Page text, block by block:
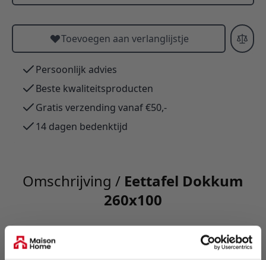
Toevoegen aan verlanglijstje
Persoonlijk advies
Beste kwaliteitsproducten
Gratis verzending vanaf €50,-
14 dagen bedenktijd
Omschrijving / Eettafel Dokkum
260x100
Eettafel Paris: tijdloos Scandinavisch design met